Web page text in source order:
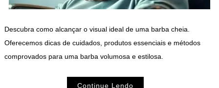
Descubra como alcançar o visual ideal de uma barba cheia.
Oferecemos dicas de cuidados, produtos essenciais e métodos
comprovados para uma barba volumosa e estilosa.
Continue Lendo